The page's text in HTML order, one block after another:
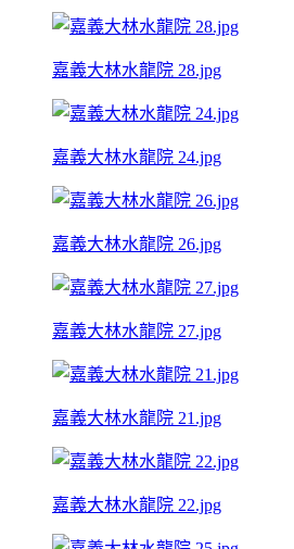
嘉義大林水龍院 28.jpg
嘉義大林水龍院 24.jpg
嘉義大林水龍院 26.jpg
嘉義大林水龍院 27.jpg
嘉義大林水龍院 21.jpg
嘉義大林水龍院 22.jpg